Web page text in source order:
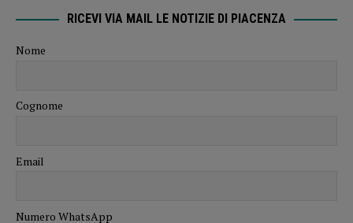
RICEVI VIA MAIL LE NOTIZIE DI PIACENZA
Nome
Cognome
Email
Numero WhatsApp